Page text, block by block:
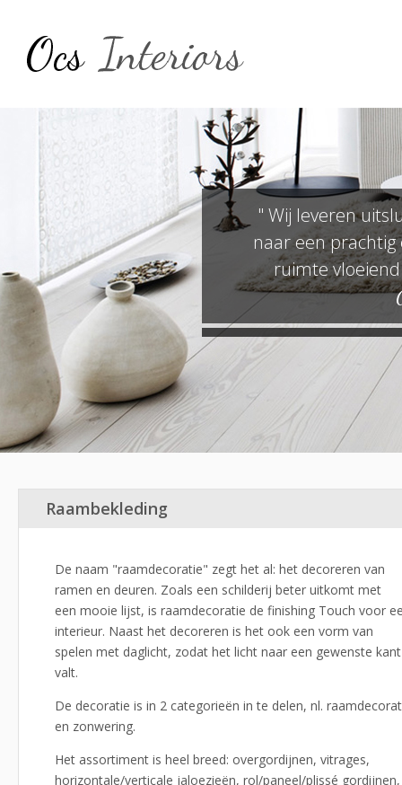
" Wij leveren
naar een
ruimte
Raambekleding
De naam "raamdecoratie" zegt het al: het decoreren van
ramen en deuren. Zoals een schilderij beter uitkomt met
een mooie lijst, is raamdecoratie de finishing Touch voor
interieur. Naast het decoreren is het ook een vorm van
spelen met daglicht, zodat het licht naar een gewenste kant
valt.
De decoratie is in 2 categorieën in te delen, nl.
en zonwering.
Het assortiment is heel breed: overgordijnen, vitrages,
horizontale/verticale jaloezieën, rol/paneel/plissé gordijnen,